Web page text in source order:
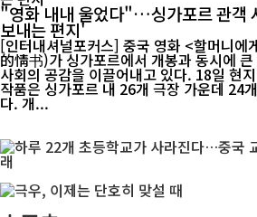
"영화 내내 울었다"…싱가포르 관객
보내는 편지'
[인터내셔널포커스] 중국 영화 <할머니에
的情书)가 싱가포르에서 개봉과 동시에
사회의 공감을 이끌어내고 있다. 18일 현지 영화업계에 따르면 이
작품은 싱가포르 내 26개 극장 가운데 24
다. 개...